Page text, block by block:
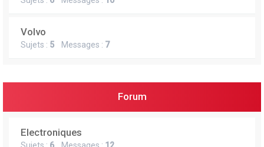
Volvo
Sujets : 5 Messages : 7
Forum
Electroniques